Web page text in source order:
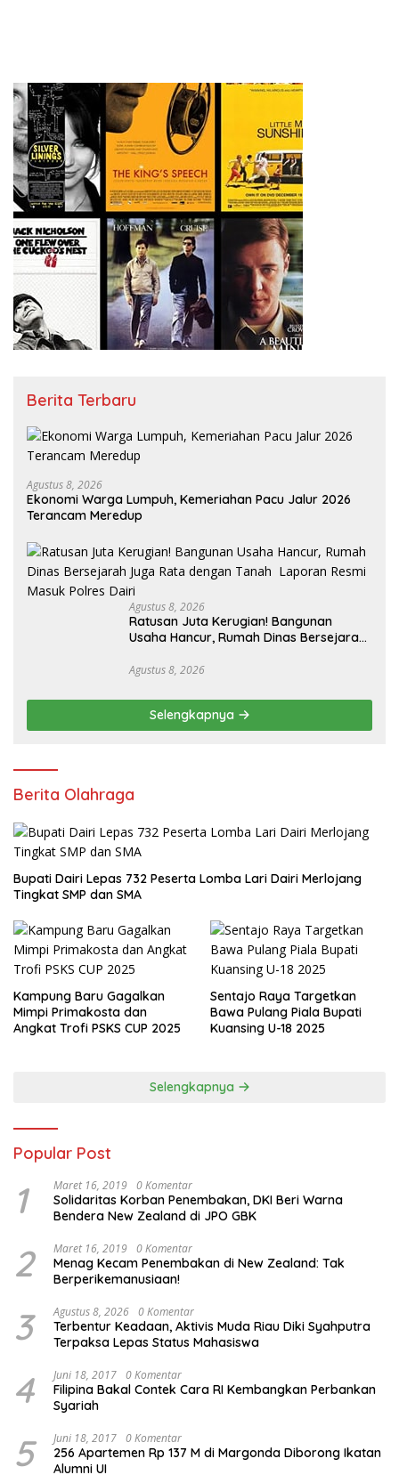
Berita Terbaru
Agustus 8, 2026
Ekonomi Warga Lumpuh, Kemeriahan Pacu Jalur 2026
Terancam Meredup
Agustus 8, 2026
Ratusan Juta Kerugian! Bangunan
Usaha Hancur, Rumah Dinas Bersejarah
Resmi Masuk Polres Dairi
Agustus 8, 2026
Selengkapnya
Berita Olahraga
Bupati Dairi Lepas 732 Peserta Lomba Lari Dairi Merlojang
Tingkat SMP dan SMA
Kampung Baru Gagalkan
Mimpi Primakosta dan
Angkat Trofi PSKS CUP 2025
Sentajo Raya Targetkan
Bawa Pulang Piala Bupati
Kuansing U-18 2025
Selengkapnya
Popular Post
1 Maret 16, 2019 0 Komentar
Solidaritas Korban Penembakan, DKI Beri Warna
Bendera New Zealand di JPO GBK
2 Maret 16, 2019 0 Komentar
Menag Kecam Penembakan di New Zealand: Tak
Berperikemanusiaan!
3 Agustus 8, 2026 0 Komentar
Terbentur Keadaan, Aktivis Muda Riau Diki Syahputra
Terpaksa Lepas Status Mahasiswa
4 Juni 18, 2017 0 Komentar
Filipina Bakal Contek Cara RI Kembangkan Perbankan
Syariah
5 Juni 18, 2017 0 Komentar
256 Apartemen Rp 137 M di Margonda Diborong Ikatan
Alumni UI